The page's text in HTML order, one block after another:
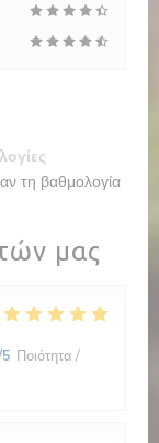
μας
Ποιότητα /
τη βαθμολογία